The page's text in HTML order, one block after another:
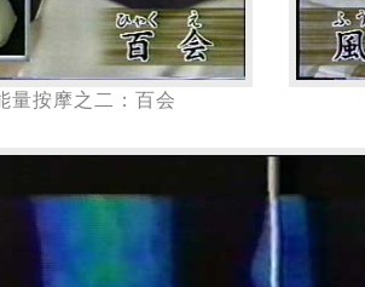
量按摩之二：百会